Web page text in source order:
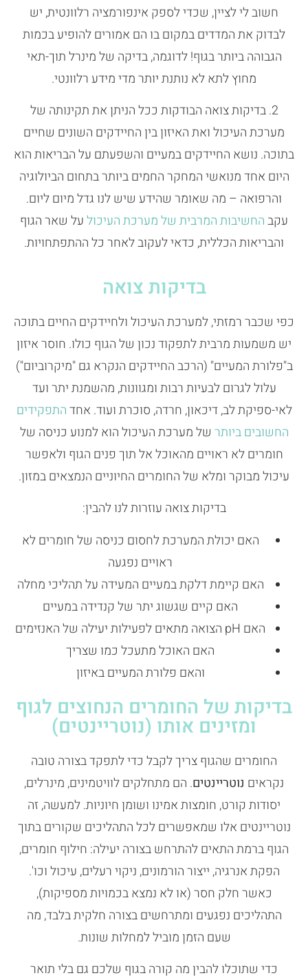
חשוב לי לציין, שכדי לספק אינפורמציה רלוונטית, יש
לבדוק את המדדים במקום בו הם אמורים להופיע בכמות
הגבוהה ביותר בגוף! לדוגמה, בדיקה של מינרל תוך-תאי
מחוץ לתא לא נותנת יותר מדי מידע רלוונטי.
2. בדיקות צואה הבודקות ככל הניתן את תקינותה של
מערכת העיכול ואת האיזון בין החיידקים השונים שחיים
בתוכה. נושא החיידקים במעיים והשפעתם על הבריאות הוא
היום אחד מנואשי המחקר החמים ביותר בתחום הביולוגיה
והרפואה – מה שאומר שהידע שיש לנו גדל מיום ליום.
עקבהחשיבות המרבית של מערכת העיכולעל שאר הגוף
והבריאות הכללית, כדאי לעקוב לאחר כל ההתפתחויות.
בדיקות צואה
כפי שכבר רמזתי, למערכת העיכול ולחיידקים החיים בתוכה
יש משמעות מרבית לתפקוד נכון של הגוף כולו. חוסר איזון
ב"פלורת המעיים" (הרכב החיידקים הנקרא גם "מיקרוביום")
עלול לגרום לבעיות רבות ומגוונות, מהשמנת יתר ועד
לאי-ספיקת לב, דיכאון, חרדה, סוכרת ועוד. אחדהתפקידים
החשובים ביותר של מערכת העיכול הוא למנוע כניסה של
חומרים לא ראויים מהאוכל אל תוך פנים הגוף ולאפשר
עיכול מבוקר ומלא של החומרים החיוניים הנמצאים במזון.
בדיקות צואה עוזרות לנו להבין:
האם יכולת המערכת לחסום כניסה של חומרים לא
ראויים נפגעה
האם קיימת דלקת במעיים המעידה על תהליכי מחלה
האם קיים שגשוג יתר של קנדידה במעיים
האם pH הצואה מתאים לפעילות יעילה של האנזימים
האם האוכל מתעכל כמו שצריך
והאם פלורת המעיים באיזון
בדיקות של החומרים הנחוצים לגוף
ומזינים אותו (נוטריינטים)
החומרים שהגוף צריך לקבל כדי לתפקד בצורה טובה
נקראים נוטריינטים. הם מתחלקים לוויטמינים, מינרלים,
יסודות קורט, חומצות אמינו ושומן חיוניות. למעשה, זה
נוטריינטים אלו שמאפשרים לכל התהליכים שקורים בתוך
הגוף ברמת התאים להתרחש בצורה יעילה: חילוף חומרים,
הפקת אנרגיה, ייצור הורמונים, ניקוי רעלים, עיכול וכו'.
כאשר חלק חסר (או לא נמצא בכמויות מספיקות),
התהליכים נפגעים ומתרחשים בצורה חלקית בלבד, מה
שעם הזמן מוביל למחלות שונות.
כדי שתוכלו להבין מה קורה בגוף שלכם גם בלי תואר